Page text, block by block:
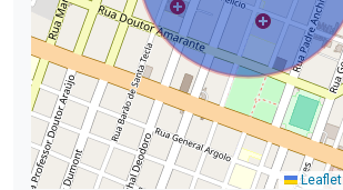
Leaflet